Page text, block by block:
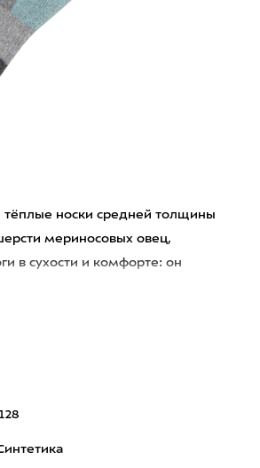
тёплые носки средней толщины
мериносовых овец,
в сухости и комфорте: он